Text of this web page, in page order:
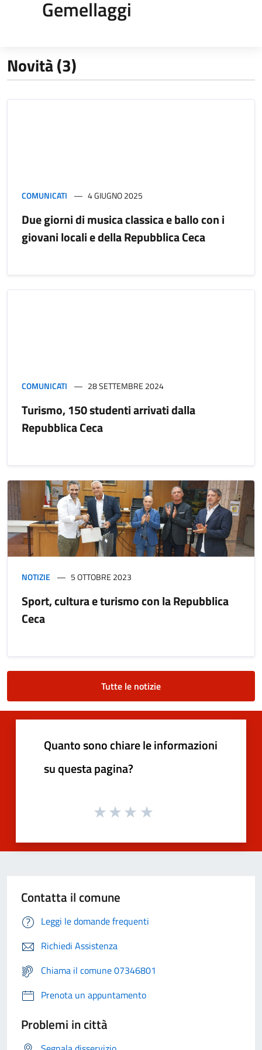
Gemellaggi
Novità (3)
COMUNICATI 4 GIUGNO 2025
Due giorni di musica classica e ballo con i
giovani locali e della Repubblica Ceca
COMUNICATI 28 SETTEMBRE 2024
Turismo, 150 studenti arrivati dalla
Repubblica Ceca
NOTIZIE 5 OTTOBRE 2023
Sport, cultura e turismo con la Repubblica
Ceca
Tutte le notizie
Quanto sono chiare le informazioni
su questa pagina?
Contatta il comune
Leggi le domande frequenti
Richiedi Assistenza
Chiama il comune 07346801
Prenota un appuntamento
Problemi in città